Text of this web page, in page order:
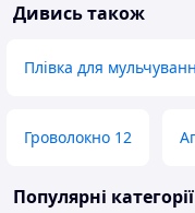
Дивись також
Плівка для
Гроволокно 12
Популярні категорії